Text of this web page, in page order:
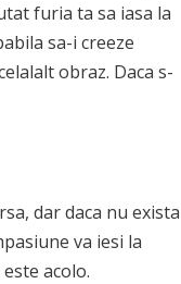
furia ta sa iasa la
sa-i creeze
obraz. Daca s-
dar daca nu exista
va iesi la
acolo.